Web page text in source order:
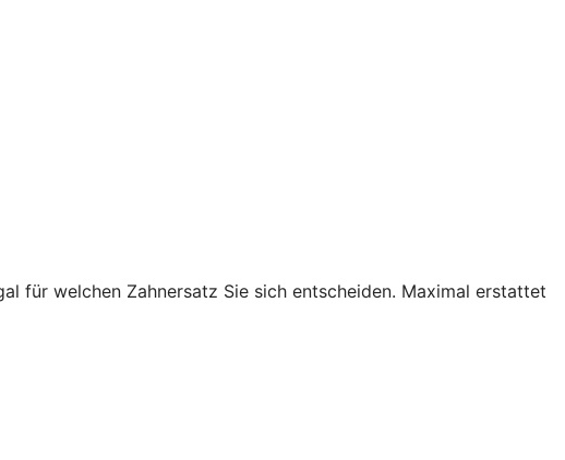
für welchen Zahnersatz Sie sich entscheiden. Maximal erstattet